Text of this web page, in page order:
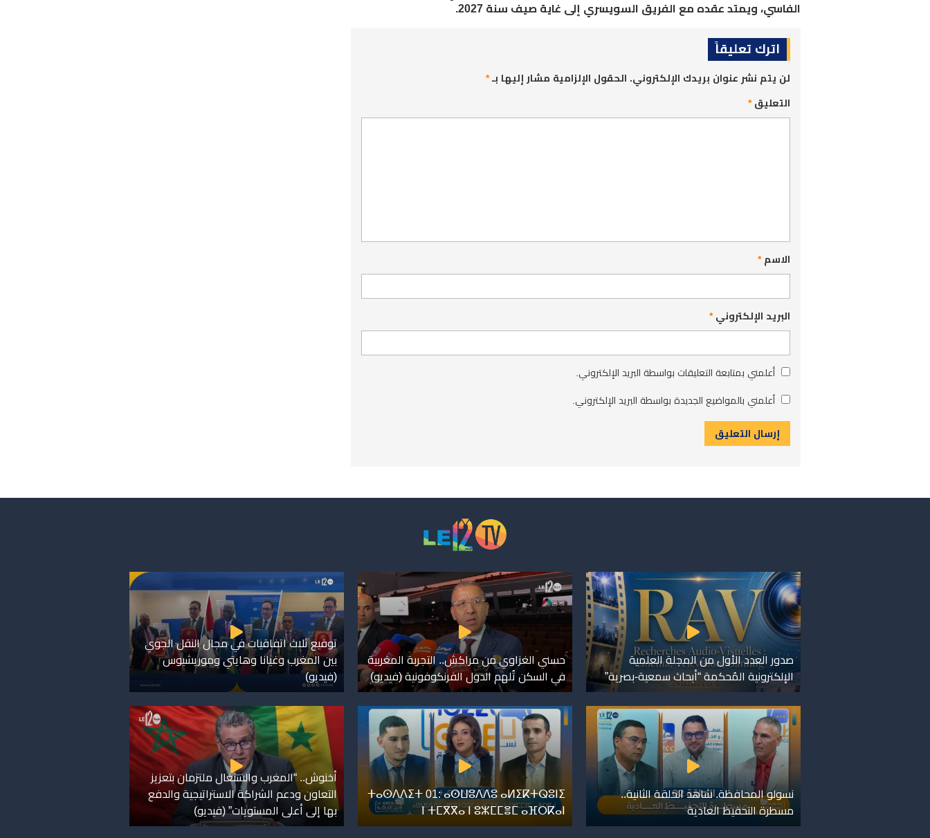
الفاسي، ويمتد عقده مع الفريق السويسري إلى غاية صيف سنة 2027
.
اترك تعليقاً
لن يتم نشر عنوان بريدك الإلكتروني. الحقول الإلزامية مشار إليها بـ*
التعليق*
الاسم*
البريد الإلكتروني*
أعلمني بمتابعة التعليقات بواسطة البريد الإلكتروني.
أعلمني بالمواضيع الجديدة بواسطة البريد الإلكتروني.
صدور العدد الأول من المجلة العلمية
الإلكترونية المُحكمة “أبحاث سمعية-بصرية”
حسني الغزاوي من مراكش.. التجربة المغربية
في السكن تُلهم الدول الفرنكوفونية (فيديو)
توقيع ثلاث اتفاقيات في مجال النقل الجوي
بين المغرب وغيانا وهايتي وموريشيوس
(فيديو)
نسولو المحافظة. شاهد الحلقة الثانية..
مسطرة التحفيظ العادية
ⵜⴰⵙⴷⴷⵉⵜ 01: ⴰⵙⵡⵓⴷⴷⵓ ⴰⵍⵉⴽⵜⵕⵓⵏⵉ
ⵏ ⵜⵎⴳⴳⴰ ⵏ ⵓⵣⵎⵎⴻⵎ ⴰⴼⵔⴽⴰⵏ
أخنوش.. “المغرب والسنغال ملتزمان بتعزيز
التعاون ودعم الشراكة الاستراتيجية والدفع
بها إلى أعلى المستويات” (فيديو)